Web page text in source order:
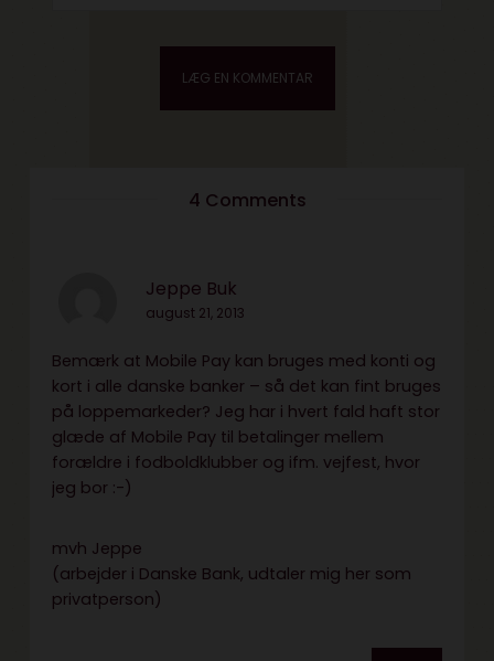
4 Comments
Jeppe Buk
august 21, 2013
Bemærk at Mobile Pay kan bruges med konti og
kort i alle danske banker – så det kan fint bruges
på loppemarkeder? Jeg har i hvert fald haft stor
glæde af Mobile Pay til betalinger mellem
forældre i fodboldklubber og ifm. vejfest, hvor
jeg bor :-)
mvh Jeppe
(arbejder i Danske Bank, udtaler mig her som
privatperson)